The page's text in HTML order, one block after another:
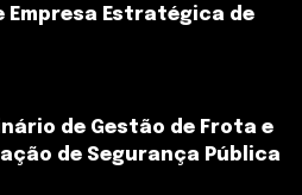
Empresa Estratégica de
de Gestão de Frota e
de Segurança Pública